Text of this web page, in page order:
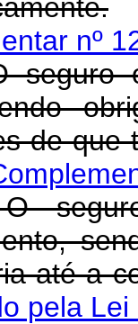
nº
seguro
de que
até a
pela